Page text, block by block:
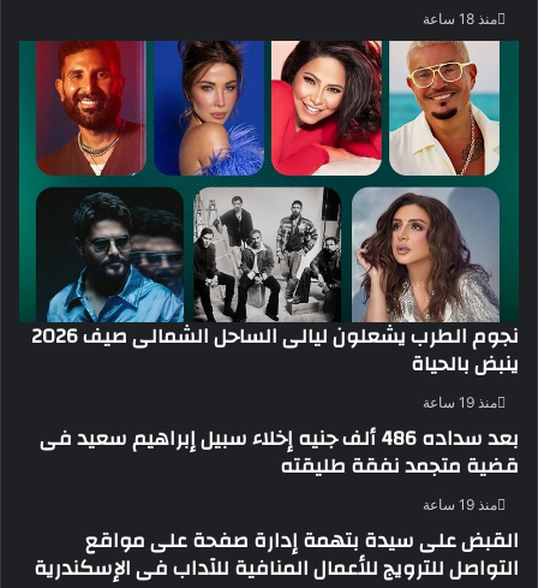
منذ 18 ساعة
نجوم الطرب يشعلون ليالى الساحل الشمالى صيف 2026
ينبض بالحياة
منذ 19 ساعة
بعد سداده 486 ألف جنيه إخلاء سبيل إبراهيم سعيد فى
قضية متجمد نفقة طليقته
منذ 19 ساعة
القبض على سيدة بتهمة إدارة صفحة على مواقع
التواصل للترويج للأعمال المنافية للآداب فى الإسكندرية